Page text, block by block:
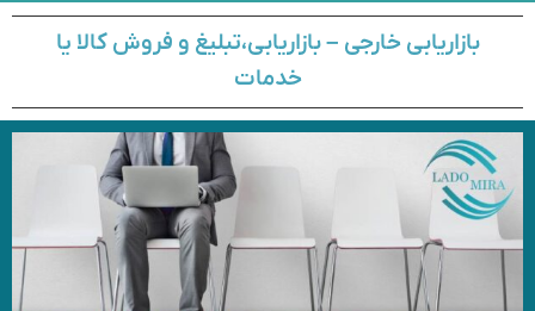
بازاریابی خارجی – بازاریابی،تبلیغ و فروش کالا یا
خدمات